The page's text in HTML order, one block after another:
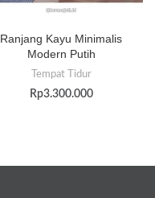
Ranjang Kayu Minimalis
Modern Putih
Tempat Tidur
Rp3.300.000